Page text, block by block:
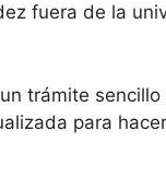
fuera de la
trámite
para